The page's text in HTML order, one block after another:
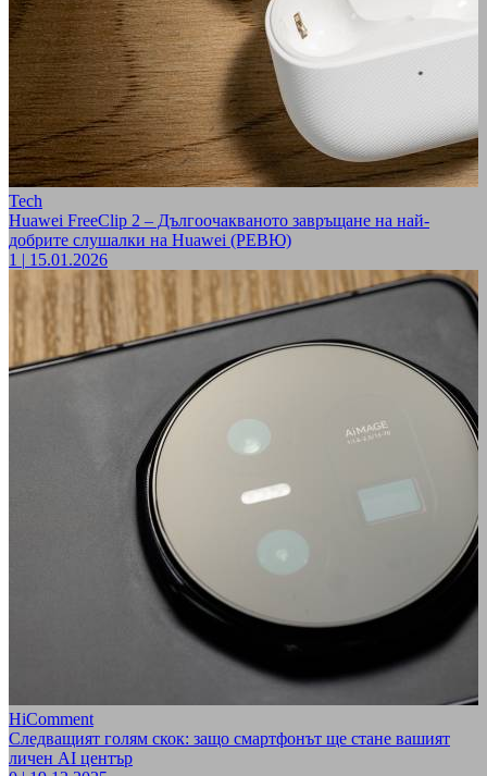
Tech
Huawei FreeClip 2 – Дългоочакваното завръщане на най-
добрите слушалки на Huawei (РЕВЮ)
1 | 15.01.2026
HiComment
Следващият голям скок: защо смартфонът ще стане вашият
личен AI център